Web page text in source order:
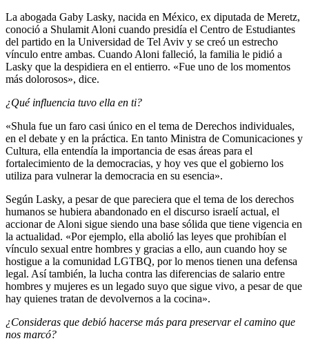
La abogada Gaby Lasky, nacida en México, ex diputada de Meretz,
conoció a Shulamit Aloni cuando presidía el Centro de Estudiantes
del partido en la Universidad de Tel Aviv y se creó un estrecho
vínculo entre ambas. Cuando Aloni falleció, la familia le pidió a
Lasky que la despidiera en el entierro. «Fue uno de los momentos
más dolorosos», dice.
¿Qué influencia tuvo ella en ti?
«Shula fue un faro casi único en el tema de Derechos individuales,
en el debate y en la práctica. En tanto Ministra de Comunicaciones y
Cultura, ella entendía la importancia de esas áreas para el
fortalecimiento de la democracias, y hoy ves que el gobierno los
utiliza para vulnerar la democracia en su esencia».
Según Lasky, a pesar de que pareciera que el tema de los derechos
humanos se hubiera abandonado en el discurso israelí actual, el
accionar de Aloni sigue siendo una base sólida que tiene vigencia en
la actualidad. «Por ejemplo, ella abolió las leyes que prohibían el
vínculo sexual entre hombres y gracias a ello, aun cuando hoy se
hostigue a la comunidad LGTBQ, por lo menos tienen una defensa
legal. Así también, la lucha contra las diferencias de salario entre
hombres y mujeres es un legado suyo que sigue vivo, a pesar de que
hay quienes tratan de devolvernos a la cocina».
¿Consideras que debió hacerse más para preservar el camino que
nos marcó?